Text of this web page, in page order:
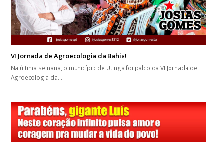
VI Jornada de Agroecologia da Bahia!
Na última semana, o município de Utinga foi palco da VI Jornada de
Agroecologia da…